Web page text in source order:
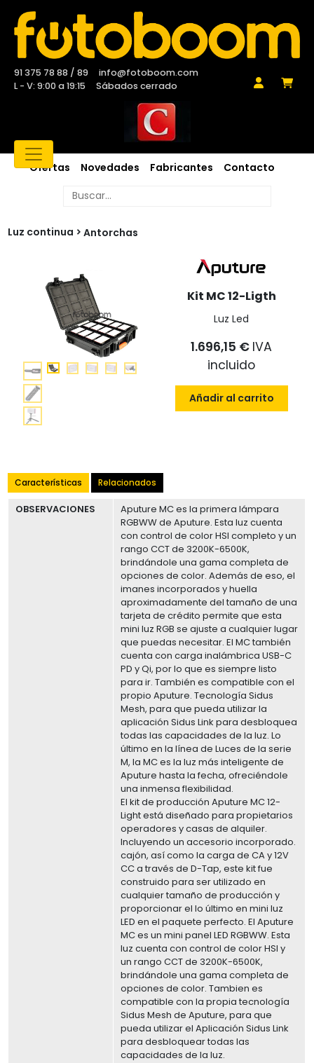
91 375 78 88 / 89
info@fotoboom.com
L - V: 9:00 a 19:15
Sábados cerrado
Ofertas Novedades Fabricantes Contacto
Luz continua Antorchas
Kit MC 12-Ligth
Luz Led
1.696,15 € IVA
incluido
Añadir al carrito
Características Relacionados
OBSERVACIONES
Aputure MC es la primera lámpara
RGBWW de Aputure. Esta luz cuenta
con control de color HSI completo y un
rango CCT de 3200K-6500K,
brindándole una gama completa de
opciones de color. Además de eso, el
imanes incorporados y huella
aproximadamente del tamaño de una
tarjeta de crédito permite que esta
mini luz RGB se ajuste a cualquier lugar
que puedas necesitar. El MC también
cuenta con carga inalámbrica USB-C
PD y Qi, por lo que es siempre listo
para ir. También es compatible con el
propio Aputure. Tecnología Sidus
Mesh, para que pueda utilizar la
aplicación Sidus Link para desbloquea
todas las capacidades de la luz. Lo
último en la línea de Luces de la serie
M, la MC es la luz más inteligente de
Aputure hasta la fecha, ofreciéndole
una inmensa flexibilidad.
El kit de producción Aputure MC 12-
Light está diseñado para propietarios
operadores y casas de alquiler.
Incluyendo un accesorio incorporado.
cajón, así como la carga de CA y 12V
CC a través de D-Tap, este kit fue
construido para ser utilizado en
cualquier tamaño de producción y
proporcionar el lo último en mini luz
LED en el paquete perfecto. El Aputure
MC es un mini panel LED RGBWW. Esta
luz cuenta con control de color HSI y
un rango CCT de 3200K-6500K,
brindándole una gama completa de
opciones de color. Tambien es
compatible con la propia tecnología
Sidus Mesh de Aputure, para que
pueda utilizar el Aplicación Sidus Link
para desbloquear todas las
capacidades de la luz.